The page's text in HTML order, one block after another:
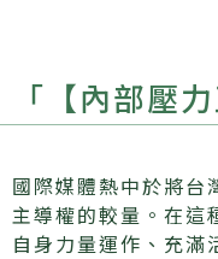
「【內部壓
國際媒體熱中於將台
主導權的較量。在這
自身力量運作、充滿